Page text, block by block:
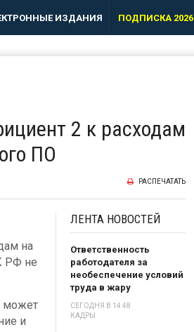
ИЗДАНИЯ ПОДПИСКА 2026
2 к расходам
ПО
РАСПЕЧАТАТЬ
на
РФ не
может
и
ЛЕНТА НОВОСТЕЙ
Ответственность
работодателя за
необеспечение условий
труда в жару
СЕГОДНЯ В 14:48
КАДРЫ